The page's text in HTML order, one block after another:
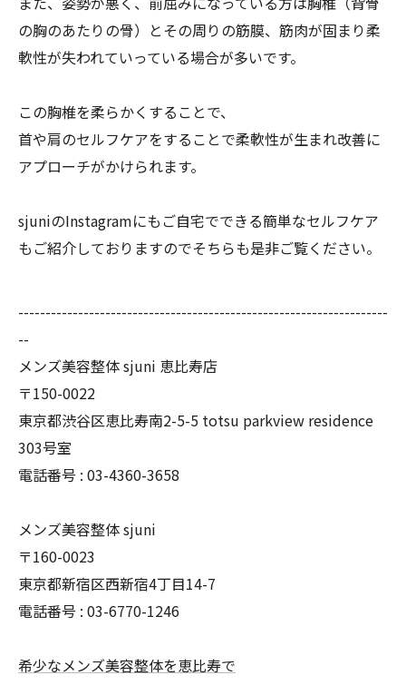
の胸のあたりの骨）とその周りの筋膜、 筋肉が固まり柔
軟性が失われていっている場合が多いです。
この胸椎を柔らかくすることで、
首や肩のセルフケアをすることで柔軟性が生まれ改善に
アプローチがかけられます。
sjuniのInstagramにもご自宅でできる簡単なセルフケア
もご紹介しておりますのでそちらも是非ご覧ください。
--------------------------------------------------------------------
--
メンズ美容整体 sjuni 恵比寿店
〒150-0022
東京都渋谷区恵比寿南2-5-5 totsu parkview residence
303号室
電話番号 : 03-4360-3658
メンズ美容整体 sjuni
〒160-0023
東京都新宿区西新宿4丁目14-7
電話番号 : 03-6770-1246
希少なメンズ美容整体を恵比寿で